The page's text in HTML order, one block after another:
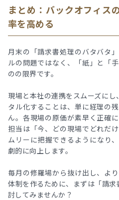
まとめ：バックオフィス
率を高める
月末の「請求書処理のバタバタ
ルの問題ではなく、「紙」と「
のの限界です。
現場と本社の連携をスムーズに
タル化することは、単に経理の
ん。各現場の原価が素早く正確
担当は「今、どの現場でどれだ
ムリーに把握できるようになり
劇的に向上します。
毎月の修羅場から抜け出し、よ
体制を作るために、まずは「請
討してみませんか？